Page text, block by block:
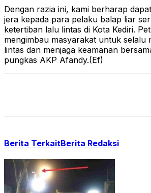
Dengan razia ini, kami berharap
jera kepada para pelaku balap liar
ketertiban lalu lintas di Kota Kediri.
mengimbau masyarakat untuk selalu
lintas dan menjaga keamanan
pungkas AKP Afandy.(Ef)
Berita TerkaitBerita Redaksi